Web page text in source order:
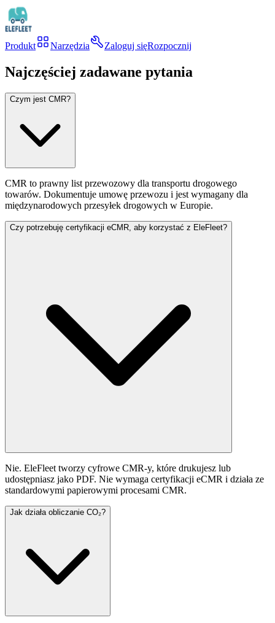
Produkt Narzędzia Zaloguj sięRozpocznij
Najczęściej zadawane pytania
Czym jest CMR?
CMR to prawny list przewozowy dla transportu drogowego
towarów. Dokumentuje umowę przewozu i jest wymagany dla
międzynarodowych przesyłek drogowych w Europie.
Czy potrzebuję certyfikacji eCMR, aby korzystać z EleFleet?
Nie. EleFleet tworzy cyfrowe CMR-y, które drukujesz lub
udostępniasz jako PDF. Nie wymaga certyfikacji eCMR i działa ze
standardowymi papierowymi procesami CMR.
Jak działa obliczanie CO₂?